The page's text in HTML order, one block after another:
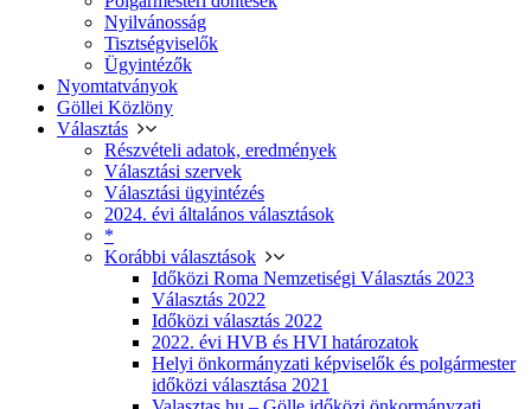
Nyilvánosság
Tisztségviselők
Ügyintézők
Nyomtatványok
Göllei Közlöny
Választás
Részvételi adatok, eredmények
Választási szervek
Választási ügyintézés
2024. évi általános választások
*
Korábbi választások
Időközi Roma Nemzetiségi Választás 2023
Választás 2022
Időközi választás 2022
2022. évi HVB és HVI határozatok
Helyi önkormányzati képviselők és polgármester
időközi választása 2021